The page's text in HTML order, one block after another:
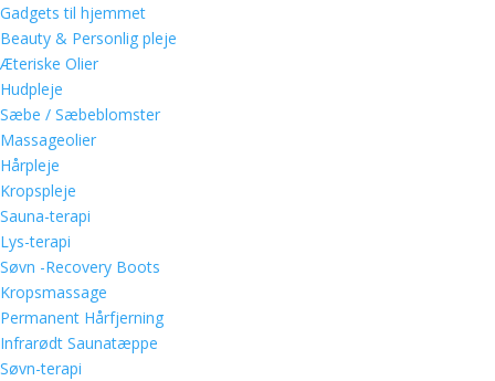
Gadgets til hjemmet
Beauty & Personlig pleje
Æteriske Olier
Hudpleje
Sæbe / Sæbeblomster
Massageolier
Hårpleje
Kropspleje
Sauna-terapi
Lys-terapi
Søvn -Recovery Boots
Kropsmassage
Permanent Hårfjerning
Infrarødt Saunatæppe
Søvn-terapi